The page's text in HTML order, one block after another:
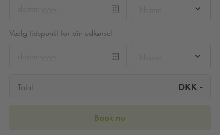
Vælg tidspunkt for din udkørsel
Total DKK -
Book nu